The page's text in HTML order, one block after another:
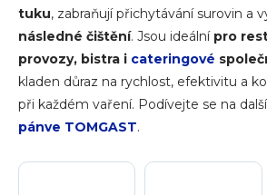
tuku, zabraňují přichytávání surovin a
následné čištění. Jsou ideální pro
provozy, bistra i cateringové
kladen důraz na rychlost, efektivitu a
při každém vaření. Podívejte se na další
pánve TOMGAST.